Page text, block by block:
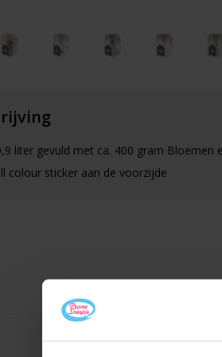
liter gevuld met ca. 400 gram Bloemen
colour sticker aan de voorzijde